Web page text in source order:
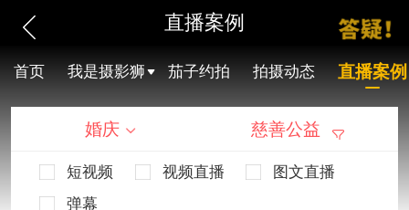
直播案例
首页 我是摄影狮 茄子约拍 拍摄动态 直播案例
婚庆 慈善公益
短视频 视频直播
图文直播
弹幕